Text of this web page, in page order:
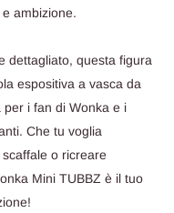
ambizione.
dettagliato, questa figura
espositiva a vasca da
i fan di Wonka e i
Che tu voglia
o ricreare
Mini TUBBZ è il tuo